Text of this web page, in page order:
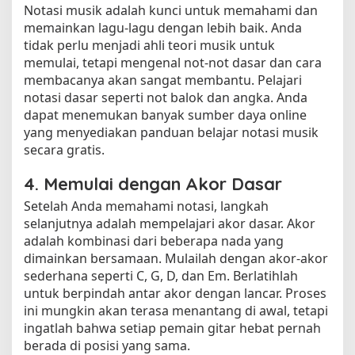
Notasi musik adalah kunci untuk memahami dan
memainkan lagu-lagu dengan lebih baik. Anda
tidak perlu menjadi ahli teori musik untuk
memulai, tetapi mengenal not-not dasar dan cara
membacanya akan sangat membantu. Pelajari
notasi dasar seperti not balok dan angka. Anda
dapat menemukan banyak sumber daya online
yang menyediakan panduan belajar notasi musik
secara gratis.
4. Memulai dengan Akor Dasar
Setelah Anda memahami notasi, langkah
selanjutnya adalah mempelajari akor dasar. Akor
adalah kombinasi dari beberapa nada yang
dimainkan bersamaan. Mulailah dengan akor-akor
sederhana seperti C, G, D, dan Em. Berlatihlah
untuk berpindah antar akor dengan lancar. Proses
ini mungkin akan terasa menantang di awal, tetapi
ingatlah bahwa setiap pemain gitar hebat pernah
berada di posisi yang sama.